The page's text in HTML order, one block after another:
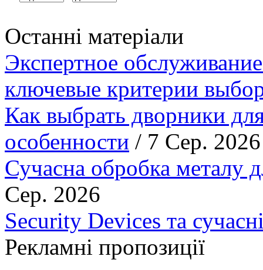
Останні матеріали
Экспертное
ключевые критерии
Как выбрать дворники
особенности / 7 Сер. 2026
Сучасна обробка металу
Сер. 2026
Security Devices та
Рекламні пропозиції